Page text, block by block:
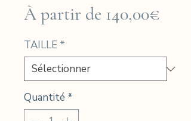
À partir de 140,00€
TAILLE *
Quantité *